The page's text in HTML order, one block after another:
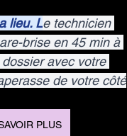
lieu. Le technicien
brise en 45 min à
avec votre
de votre côté
PLUS